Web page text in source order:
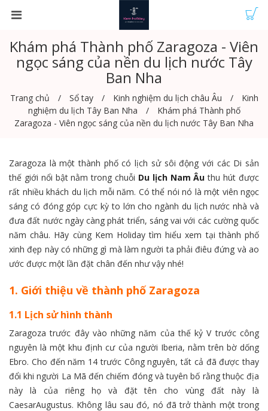
Khám phá Thành phố Zaragoza - Viên
ngọc sáng của nền du lịch nước Tây
Ban Nha
Trang chủ Sổ tay Kinh nghiệm du lịch châu Âu
Kinh
nghiệm du lịch Tây Ban Nha
Khám phá Thành phố
Zaragoza - Viên ngọc sáng của nền du lịch nước Tây Ban Nha
Zaragoza là một thành phố có lịch sử sôi động với các Di sản
thế giới nổi bật nằm trong chuỗi Du lịch Nam Âu thu hút được
rất nhiều khách du lịch mỗi năm. Có thể nói nó là một viên ngọc
sáng có đóng góp cực kỳ to lớn cho ngành du lịch nước nhà và
đưa đất nước ngày càng phát triển, sáng vai với các cường quốc
năm châu. Hãy cùng Kem Holiday tìm hiểu xem tại thành phố
xinh đẹp này có những gì mà làm người ta phải điêu đứng và ao
ước được một lần đặt chân đến như vậy nhé!
1. Giới thiệu về thành phố Zaragoza
1.1 Lịch sử hình thành
Zaragoza trước đây vào những năm của thế kỷ V trước công
nguyên là một khu định cư của người Iberia, nằm trên bờ dống
Ebro. Cho đến năm 14 trước Công nguyên, tất cả đã được thay
đổi khi người La Mã đến chiếm đóng và tuyên bố rằng thuộc địa
này là của riêng họ và đặt tên cho vùng đất này là
CaesarAugustus. Không lâu sau đó, nó đã trở thành một trong